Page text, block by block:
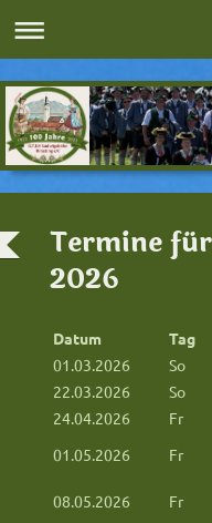
Termine
2026
Datum Tag
01.03.2026
So
22.03.2026
So
24.04.2026
Fr
01.05.2026
Fr
08.05.2026
Fr